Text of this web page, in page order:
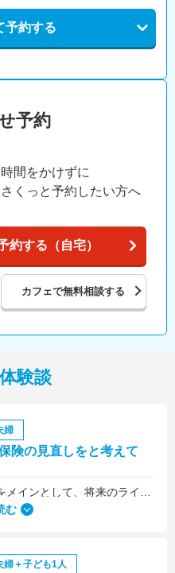
予約する
予約
時間をかけずに
さくっと予約したい方へ
約する（自宅）
カフェで無料相談する
験談
婦
険の見直しをと考えて
む
婦＋子ども1人